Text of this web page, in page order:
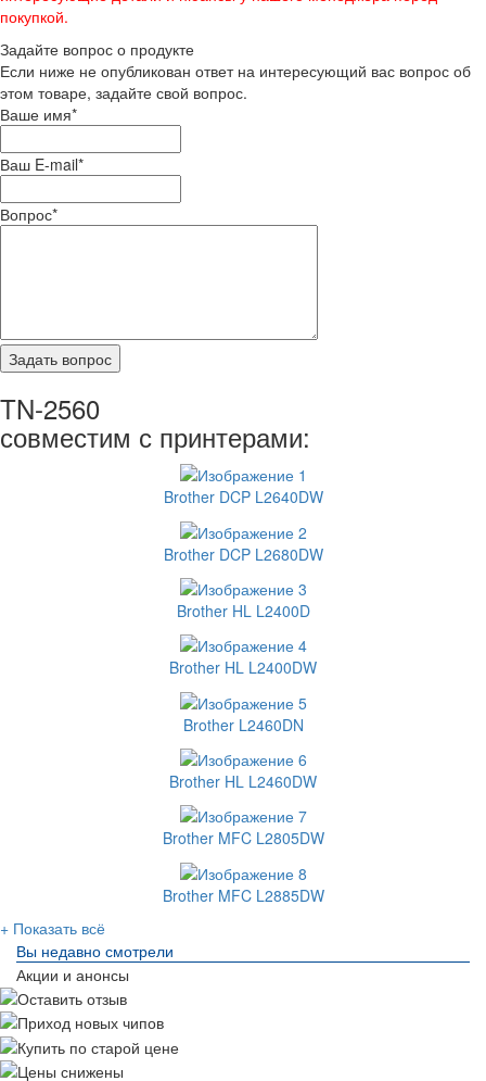
покупкой.
Задайте вопрос о продукте
Если ниже не опубликован ответ на интересующий вас вопрос об
этом товаре, задайте свой вопрос.
Ваше имя*
Ваш E-mail*
Вопрос*
TN-2560
совместим с принтерами:
Brother DCP L2640DW
Brother DCP L2680DW
Brother HL L2400D
Brother HL L2400DW
Brother L2460DN
Brother HL L2460DW
Brother MFC L2805DW
Brother MFC L2885DW
+ Показать всё
Вы недавно смотрели
Акции и анонсы